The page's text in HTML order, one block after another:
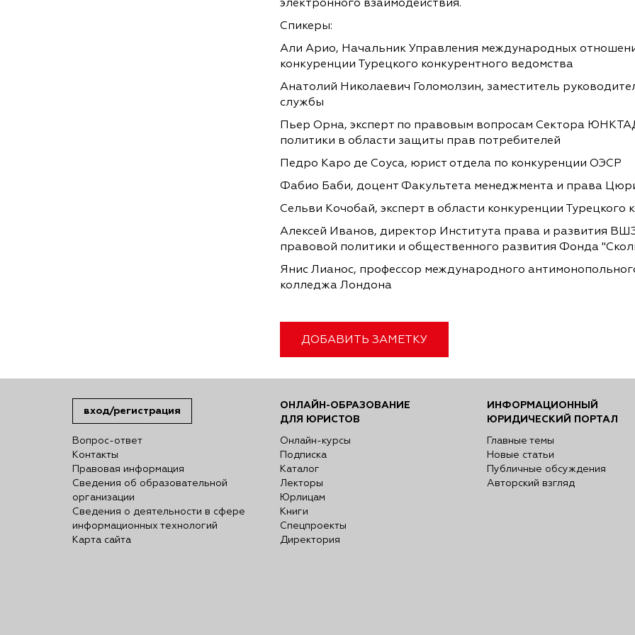
электронного взаимодействия.
Спикеры:
Али Арио, Начальник Управления международных
конкуренции Турецкого конкурентного ведомства
Анатолий Николаевич Голомолзин, заместитель
службы
Пьер Орна, эксперт по правовым вопросам Сектора
политики в области защиты прав потребителей
Педро Каро де Соуса, юрист отдела по конкуренции ОЭСР
Фабио Баби, доцент Факультета менеджмента и права
Сельви Кочобай, эксперт в области конкуренции Турецкого
Алексей Иванов, директор Института права и развития
правовой политики и общественного развития Фонда
Янис Лианос, профессор международного
колледжа Лондона
ДОБАВИТЬ ЗАМЕТКУ
вход/регистрация
Вопрос-ответ
Контакты
Правовая информация
Сведения об образовательной
организации
Сведения о деятельности в сфере
информационных технологий
Карта сайта
ОНЛАЙН-ОБРАЗОВАНИЕ
ДЛЯ ЮРИСТОВ
Онлайн-курсы
Подписка
Каталог
Лекторы
Юрлицам
Книги
Спецпроекты
Директория
ИНФОРМАЦИОННЫЙ
ЮРИДИЧЕСКИЙ ПОРТАЛ
Главные темы
Новые статьи
Публичные обсуждения
Авторский взгляд